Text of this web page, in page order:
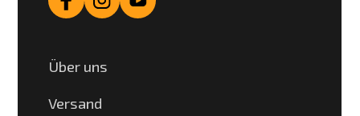
Über uns
Versand